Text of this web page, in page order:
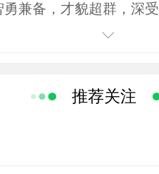
兼备，才貌超群，深
拉坝汗死后她又执行了
化交流，促进了内蒙古
上面刻有“皇图巩固、
推荐关注